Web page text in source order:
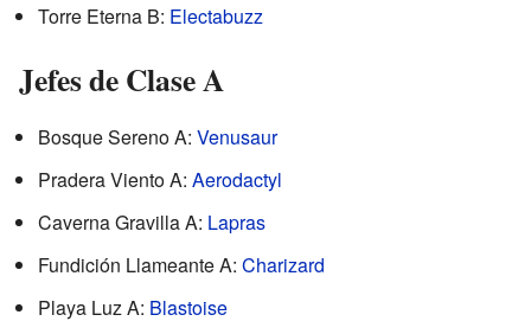
Torre Eterna B: Electabuzz
Jefes de Clase A
Bosque Sereno A: Venusaur
Pradera Viento A: Aerodactyl
Caverna Gravilla A: Lapras
Fundición Llameante A: Charizard
Playa Luz A: Blastoise